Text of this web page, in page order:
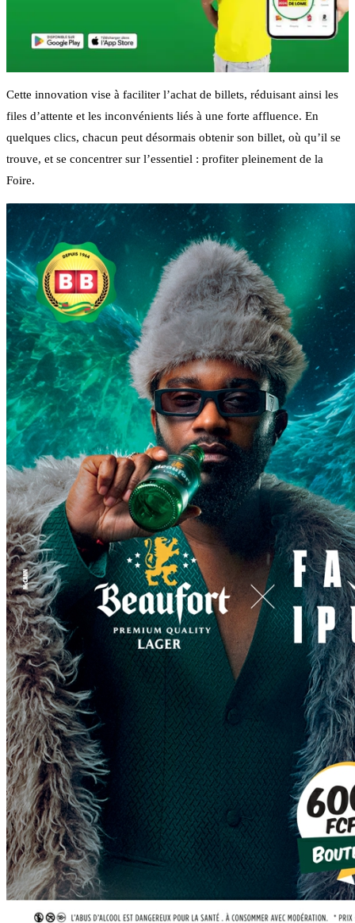
Cette innovation vise à faciliter l’achat de billets, réduisant ainsi les
files d’attente et les inconvénients liés à une forte affluence. En
quelques clics, chacun peut désormais obtenir son billet, où qu’il se
trouve, et se concentrer sur l’essentiel : profiter pleinement de la
Foire.